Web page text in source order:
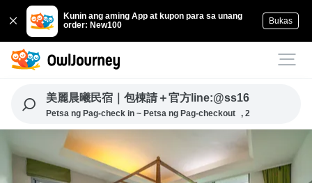
Kunin ang aming App at kupon para sa unang
order: New100
Bukas
美麗晨曦民宿｜包棟請＋官方line:@ss16
Petsa ng Pag-check in ~ Petsa ng Pag-checkout , 2